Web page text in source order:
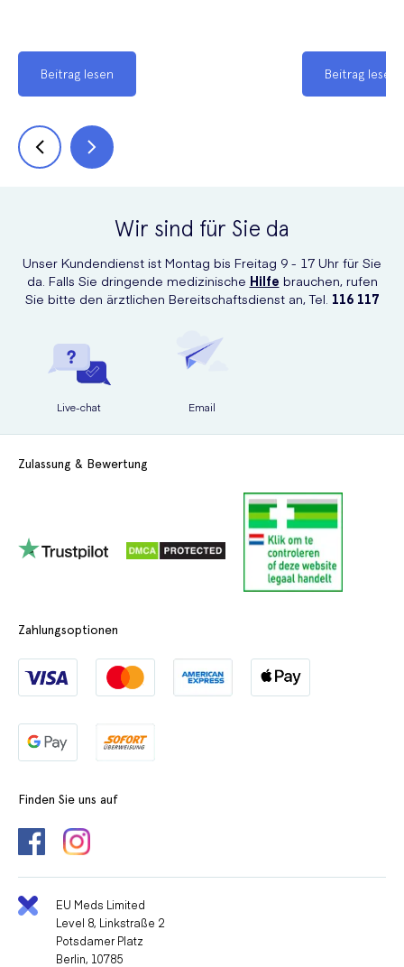
Beitrag lesen Beitrag lesen
Wir sind für Sie da
Unser Kundendienst ist Montag bis Freitag 9 - 17 Uhr für Sie
da. Falls Sie dringende medizinische Hilfe brauchen, rufen
Sie bitte den ärztlichen Bereitschaftsdienst an, Tel. 116 117
Live-chat Email
Zulassung & Bewertung
Zahlungsoptionen
Finden Sie uns auf
EU Meds Limited
Level 8, Linkstraße 2
Potsdamer Platz
Berlin, 10785